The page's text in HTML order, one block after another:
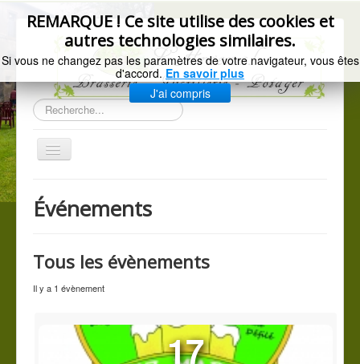
Rechercher
Basculer
Gazette de l'Arsenal
Distillerie artisanale
C.G.V.
Mentions légales
REMARQUE ! Ce site utilise des cookies et
autres technologies similaires.
Si vous ne changez pas les paramètres de votre navigateur, vous êtes
d'accord. En savoir plus
J'ai compris
Événements
Tous les évènements
Il y a 1 évènement
17
précédenteprécédent
suivant